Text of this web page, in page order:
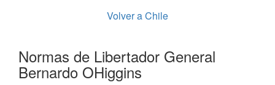
Volver a Chile
Normas de Libertador General
Bernardo OHiggins